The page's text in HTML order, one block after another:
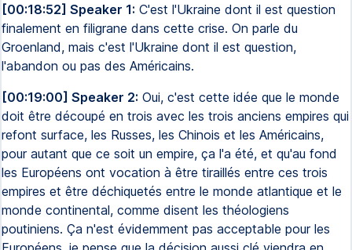
[00:18:52] Speaker 1: C'est l'Ukraine dont il est question
finalement en filigrane dans cette crise. On parle du
Groenland, mais c'est l'Ukraine dont il est question,
l'abandon ou pas des Américains.
[00:19:00] Speaker 2: Oui, c'est cette idée que le monde
doit être découpé en trois avec les trois anciens empires qui
refont surface, les Russes, les Chinois et les Américains,
pour autant que ce soit un empire, ça l'a été, et qu'au fond
les Européens ont vocation à être tiraillés entre ces trois
empires et être déchiquetés entre le monde atlantique et le
monde continental, comme disent les théologiens
poutiniens. Ça n'est évidemment pas acceptable pour les